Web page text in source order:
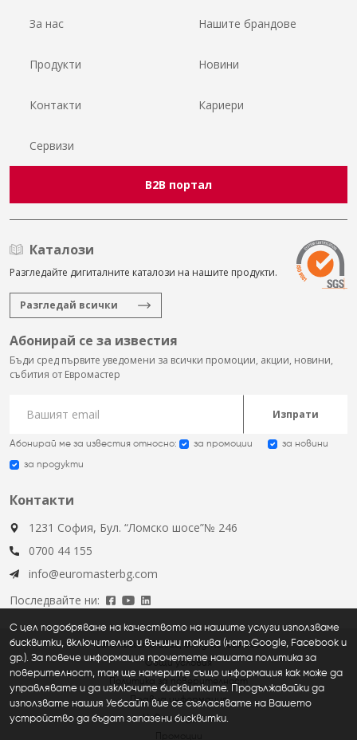
За нас Нашите брандове
Продукти Новини
Контакти Кариери
Сервизи
B2B портал
Каталози
Разгледайте дигиталните каталози на нашите продукти.
Разгледай всички
Абонирай се за известия
Бъди сред първите уведомени за всички промоции, акции, новини,
събития от Евромастер
Изпрати
Абонирай ме за известия относно: за промоции за новини
за продукти
Контакти
1231 София, Бул. “Ломско шосе”№ 246
0700 44 155
info@euromasterbg.com
Последвайте ни:
Euromaster © 2026, all rights reserved
Общи условия
Политика за поверителност
Правна информация
Нови продукти
С цел подобряване на качеството на нашите услуги използваме
бисквитки, включително и външни такива (напр.Google, Facebook и
др.). За повече информация прочетете нашата политика за
поверителност, там ще намерите също информация как може да
управлявате и да изключите бисквитките. Продължавайки да
използвате нашия Уебсайт вие се съгласявате на Вашето
устройство да бъдат запазени бисквитки.